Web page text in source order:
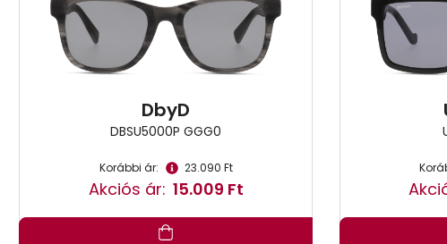
DbyD
DBSU5000P GGG0
Korábbi ár: 23.090 Ft
Akciós ár: 15.009 Ft